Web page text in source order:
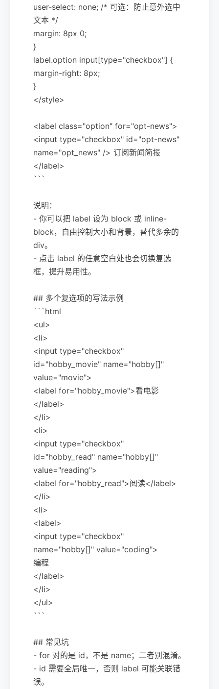
user-select: none; /* 可选：防止意外选中
文本 */
margin: 8px 0;
}
label.option input[type="checkbox"] {
margin-right: 8px;
}
</style>
<label class="option" for="opt-news">
<input type="checkbox" id="opt-news"
name="opt_news" /> 订阅新闻简报
</label>
```
说明：
- 你可以把 label 设为 block 或 inline-
block，自由控制大小和背景，替代多余的
div。
- 点击 label 的任意空白处也会切换复选
框，提升易用性。
## 多个复选项的写法示例
```html
<ul>
<li>
<input type="checkbox"
id="hobby_movie" name="hobby[]"
value="movie">
<label for="hobby_movie">看电影
</label>
</li>
<li>
<input type="checkbox"
id="hobby_read" name="hobby[]"
value="reading">
<label for="hobby_read">阅读</label>
</li>
<li>
<label>
<input type="checkbox"
name="hobby[]" value="coding">
编程
</label>
</li>
</ul>
```
## 常见坑
- for 对的是 id，不是 name；二者别混淆。
- id 需要全局唯一，否则 label 可能关联错
误。